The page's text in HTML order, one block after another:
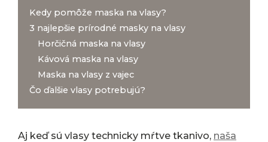
Kedy pomôže maska na vlasy?
3 najlepšie prírodné masky na vlasy
Horčičná maska na vlasy
Kávová maska na vlasy
Maska na vlasy z vajec
Čo ďalšie vlasy potrebujú?
Aj keď sú vlasy technicky mŕtve tkanivo, naša